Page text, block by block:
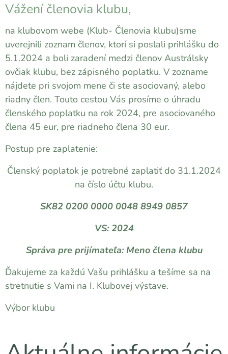
Vážení členovia klubu,
na klubovom webe (Klub- Členovia klubu)sme
uverejnili zoznam členov, ktorí si poslali prihlášku do
5.1.2024 a boli zaradení medzi členov Austrálsky
ovčiak klubu, bez zápisného poplatku. V zozname
nájdete pri svojom mene či ste asociovaný, alebo
riadny člen. Touto cestou Vás prosíme o úhradu
členského poplatku na rok 2024, pre asociovaného
člena 45 eur, pre riadneho člena 30 eur.
Postup pre zaplatenie:
Členský poplatok je potrebné zaplatiť do 31.1.2024
na číslo účtu klubu.
SK82 0200 0000 0048 8949 0857
VS: 2024
Správa pre prijímateľa: Meno člena klubu
Ďakujeme za každú Vašu prihlášku a tešíme sa na
stretnutie s Vami na I. Klubovej výstave.
Výbor klubu